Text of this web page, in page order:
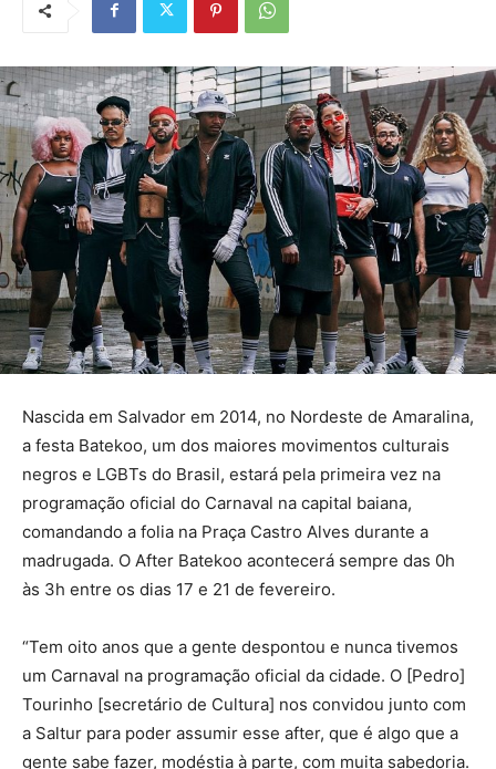
Nascida em Salvador em 2014, no Nordeste de Amaralina,
a festa Batekoo, um dos maiores movimentos culturais
negros e LGBTs do Brasil, estará pela primeira vez na
programação oficial do Carnaval na capital baiana,
comandando a folia na Praça Castro Alves durante a
madrugada. O After Batekoo acontecerá sempre das 0h
às 3h entre os dias 17 e 21 de fevereiro.
“Tem oito anos que a gente despontou e nunca tivemos
um Carnaval na programação oficial da cidade. O [Pedro]
Tourinho [secretário de Cultura] nos convidou junto com
a Saltur para poder assumir esse after, que é algo que a
gente sabe fazer, modéstia à parte, com muita sabedoria.